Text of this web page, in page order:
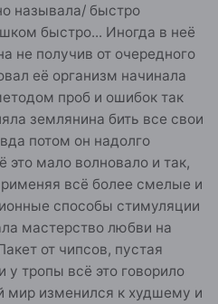
называла/ быстро
быстро... Иногда в неё
не получив от очередного
её организм начинала
проб и ошибок так
землянина бить все свои
потом он надолго
это мало волновало и так,
всё более смелые и
способы стимуляции
мастерство любви на
от чипсов, пустая
у тропы всё это говорило
мир изменился к худшему и